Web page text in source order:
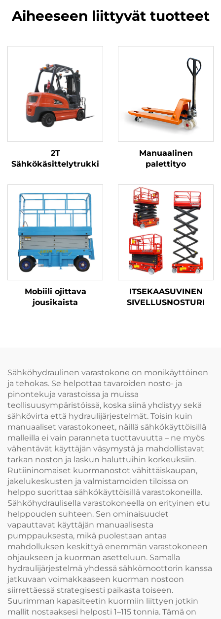
Aiheeseen liittyvät tuotteet
2T
Sähkökäsittelytrukki
Manuaalinen
palettityo
Mobiili ojittava
jousikaista
ITSEKAASUVINEN
SIVELLUSNOSTURI
Sähköhydraulinen varastokone on monikäyttöinen
ja tehokas. Se helpottaa tavaroiden nosto- ja
pinontekuja varastoissa ja muissa
teollisuusympäristöissä, koska siinä yhdistyy sekä
sähkövirta että hydraulijärjestelmät. Toisin kuin
manuaaliset varastokoneet, näillä sähkökäyttöisillä
malleilla ei vain paranneta tuottavuutta – ne myös
vähentävät käyttäjän väsymystä ja mahdollistavat
tarkan noston ja laskun haluttuihin korkeuksiin.
Rutiininomaiset kuormanostot vähittäiskaupan,
jakelukeskusten ja valmistamoiden tiloissa on
helppo suorittaa sähkökäyttöisillä varastokoneilla.
Sähköhydraulisella varastokoneella on erityinen etu
helppouden suhteen. Sen ominaisuudet
vapauttavat käyttäjän manuaalisesta
pumppauksesta, mikä puolestaan antaa
mahdolluksen keskittyä enemmän varastokoneen
ohjaukseen ja kuorman asetteluun. Samalla
hydraulijärjestelmä yhdessä sähkömoottorin kanssa
jatkuvaan voimakkaaseen kuorman nostoon
siirrettäessä strategisesti paikasta toiseen.
Suurimman kapasiteetin kuormiin liittyen jotkin
mallit nostaaksesi helposti 1–115 tonnia. Tämä on